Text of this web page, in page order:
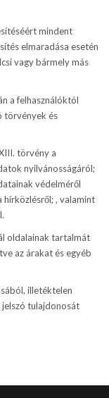
mindent
elmaradása esetén
vagy bármely más
a felhasználóktól
törvények és
törvény a
nyilvánosságáról;
védelméről
hírközlésről; , valamint
oldalainak tartalmát
az árakat és egyéb
illetéktelen
jelszó tulajdonosát